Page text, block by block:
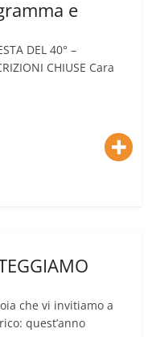
e
DEL 40° –
CHIUSE Cara
che vi invitiamo a
quest’anno